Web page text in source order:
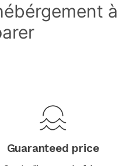
à
Guaranteed price